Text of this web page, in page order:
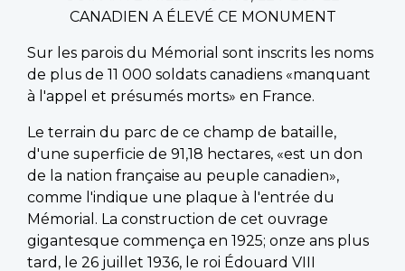
CANADIEN A ÉLEVÉ CE MONUMENT
Sur les parois du Mémorial sont inscrits les noms
de plus de 11 000 soldats canadiens «manquant
à l'appel et présumés morts» en France.
Le terrain du parc de ce champ de bataille,
d'une superficie de 91,18 hectares, «est un don
de la nation française au peuple canadien»,
comme l'indique une plaque à l'entrée du
Mémorial. La construction de cet ouvrage
gigantesque commença en 1925; onze ans plus
tard, le 26 juillet 1936, le roi Édouard VIII